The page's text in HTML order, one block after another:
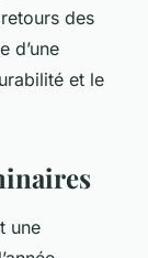
des
d’une
et le
une